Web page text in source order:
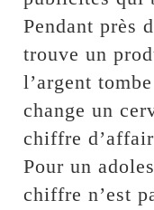
Pendant près
trouve un
l’argent
change un
chiffre
Pour un
chiffre n’est